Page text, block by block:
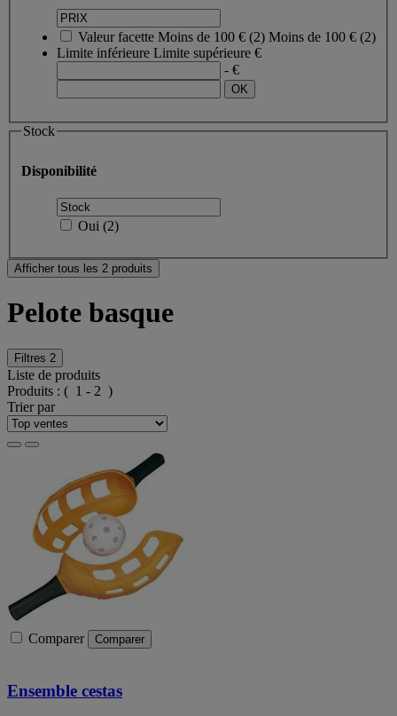
Valeur facette Moins de 100 € (2) Moins de 100 € (2)
Limite inférieure Limite supérieure €
- €
Stock
Disponibilité
Oui (2)
Afficher tous les 2 produits
Pelote basque
Filtres 2
Liste de produits
Produits : ( 1 - 2 )
Trier par
Comparer Comparer
Ensemble cestas